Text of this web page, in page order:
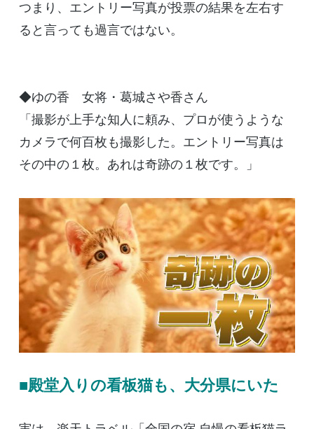
つまり、エントリー写真が投票の結果を左右す
ると言っても過言ではない。
◆ゆの香 女将・葛城さや香さん
「撮影が上手な知人に頼み、プロが使うような
カメラで何百枚も撮影した。エントリー写真は
その中の１枚。あれは奇跡の１枚です。」
■殿堂入りの看板猫も、大分県にいた